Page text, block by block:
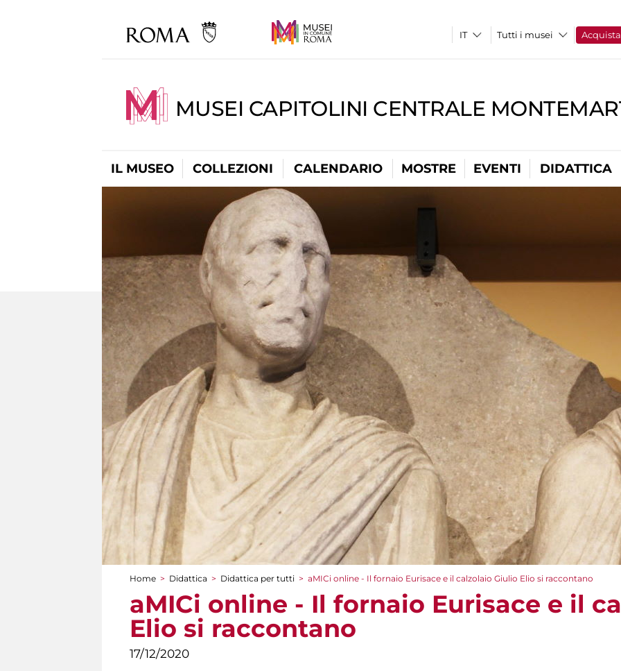
Tutti i musei Acquista
MUSEI CAPITOLINI CENTRALE
IL MUSEO COLLEZIONI CALENDARIO MOSTRE EVENTI DIDATTICA
Tu sei qui
Home > Didattica > Didattica per tutti > aMICi online - Il fornaio Eurisace e il calzolaio Giulio Elio si raccontano
aMICi online - Il fornaio Eurisace e il
Elio si raccontano
17/12/2020